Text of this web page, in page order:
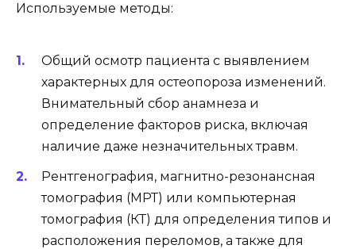
Используемые методы:
Общий осмотр пациента с выявлением
характерных для остеопороза изменений.
Внимательный сбор анамнеза и
определение факторов риска, включая
наличие даже незначительных травм.
Рентгенография, магнитно-резонансная
томография (МРТ) или компьютерная
томография (КТ) для определения типов и
расположения переломов, а также для